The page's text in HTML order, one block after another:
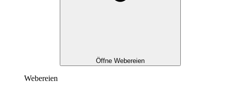
Öffne Webereien
Webereien